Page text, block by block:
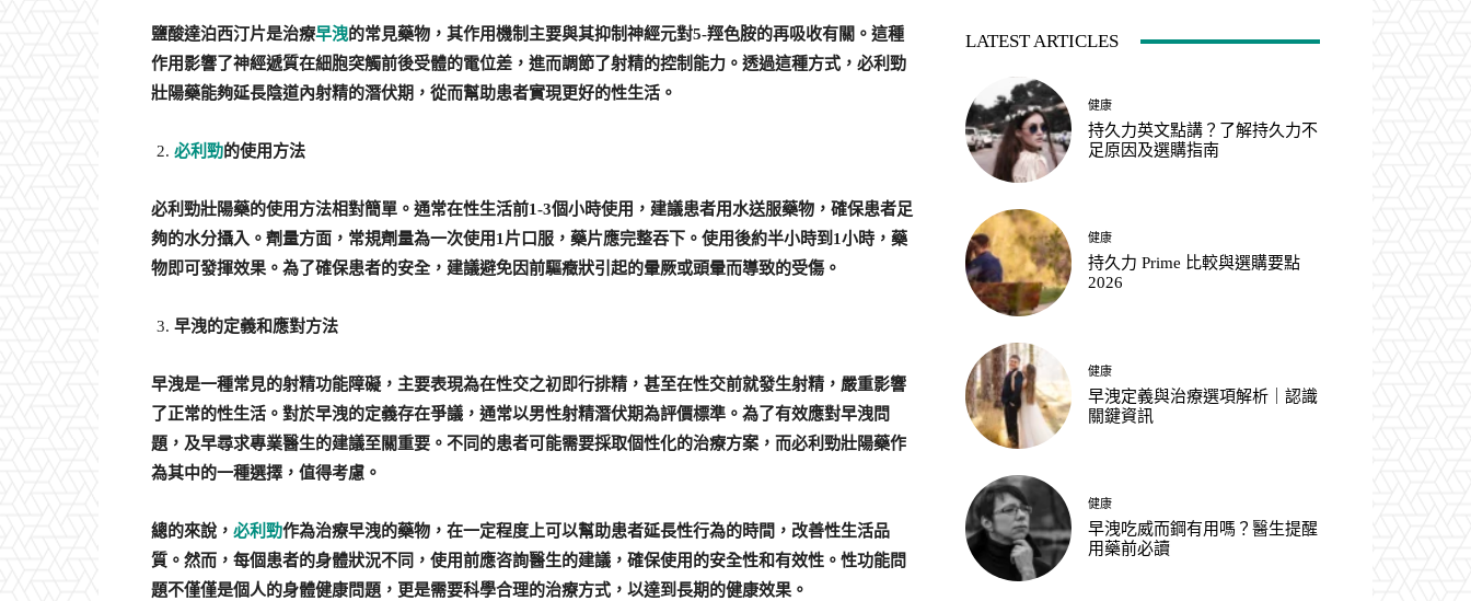
鹽酸達泊西汀片是治療早洩的常見藥物，其作用機制主要與其抑制神經元對5-羥色胺的再吸收有關。這種
作用影響了神經遞質在細胞突觸前後受體的電位差，進而調節了射精的控制能力。透過這種方式，必利勁
壯陽藥能夠延長陰道內射精的潛伏期，從而幫助患者實現更好的性生活。
必利勁的使用方法
必利勁壯陽藥的使用方法相對簡單。通常在性生活前1-3個小時使用，建議患者用水送服藥物，確保患者足
夠的水分攝入。劑量方面，常規劑量為一次使用1片口服，藥片應完整吞下。使用後約半小時到1小時，藥
物即可發揮效果。為了確保患者的安全，建議避免因前驅癥狀引起的暈厥或頭暈而導致的受傷。
早洩的定義和應對方法
早洩是一種常見的射精功能障礙，主要表現為在性交之初即行排精，甚至在性交前就發生射精，嚴重影響
了正常的性生活。對於早洩的定義存在爭議，通常以男性射精潛伏期為評價標準。為了有效應對早洩問
題，及早尋求專業醫生的建議至關重要。不同的患者可能需要採取個性化的治療方案，而必利勁壯陽藥作
為其中的一種選擇，值得考慮。
總的來說， 必利勁作為治療早洩的藥物，在一定程度上可以幫助患者延長性行為的時間，改善性生活品
質。然而，每個患者的身體狀況不同，使用前應咨詢醫生的建議，確保使用的安全性和有效性。性功能問
題不僅僅是個人的身體健康問題，更是需要科學合理的治療方式，以達到長期的健康效果。
LATEST ARTICLES
健康
持久力英文點講？了解持久力不
足原因及選購指南
健康
持久力 Prime 比較與選購要點
2026
健康
早洩定義與治療選項解析｜認識
關鍵資訊
健康
早洩吃威而鋼有用嗎？醫生提醒
用藥前必讀